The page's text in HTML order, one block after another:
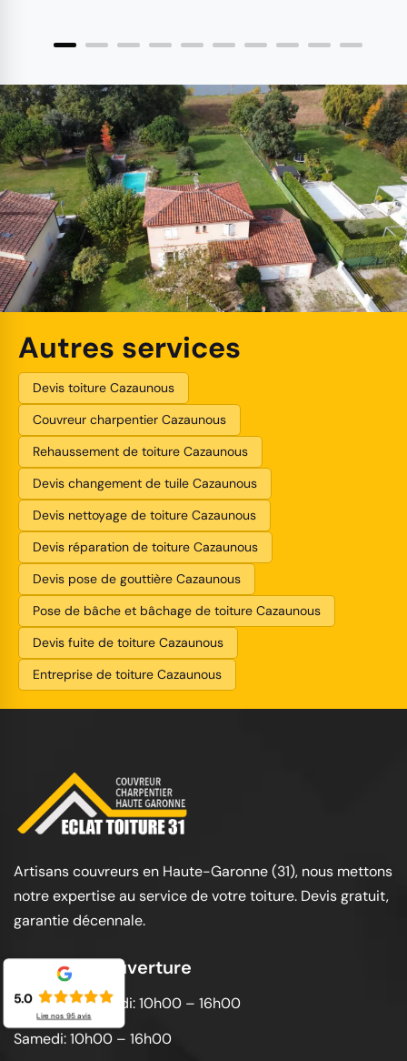
Autres services
Devis toiture Cazaunous
Couvreur charpentier Cazaunous
Rehaussement de toiture Cazaunous
Devis changement de tuile Cazaunous
Devis nettoyage de toiture Cazaunous
Devis réparation de toiture Cazaunous
Devis pose de gouttière Cazaunous
Pose de bâche et bâchage de toiture Cazaunous
Devis fuite de toiture Cazaunous
Entreprise de toiture Cazaunous
Artisans couvreurs en Haute-Garonne (31), nous mettons
notre expertise au service de votre toiture. Devis gratuit,
garantie décennale.
Horaires d'ouverture
Lundi au vendredi: 10h00 – 16h00
Samedi: 10h00 – 16h00
5.0
Lire nos 95avis